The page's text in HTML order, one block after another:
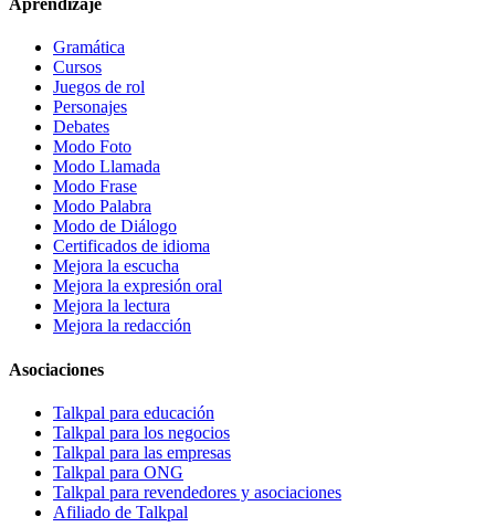
Aprendizaje
Gramática
Cursos
Juegos de rol
Personajes
Debates
Modo Foto
Modo Llamada
Modo Frase
Modo Palabra
Modo de Diálogo
Certificados de idioma
Mejora la escucha
Mejora la expresión oral
Mejora la lectura
Mejora la redacción
Asociaciones
Talkpal para educación
Talkpal para los negocios
Talkpal para las empresas
Talkpal para ONG
Talkpal para revendedores y asociaciones
Afiliado de Talkpal